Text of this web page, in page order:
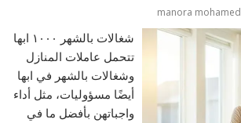
manora mohamed
شغالات بالشهر ١٠٠٠ ابها
تتحمل عاملات المنازل
وشغالات بالشهر في ابها
أيضًا مسؤوليات، مثل أداء
واجباتهن بأفضل ما في